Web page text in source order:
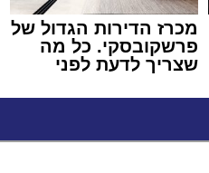
מכרז הדירות הגדול של
פרשקובסקי. כל מה
שצריך לדעת לפני
באשדוד